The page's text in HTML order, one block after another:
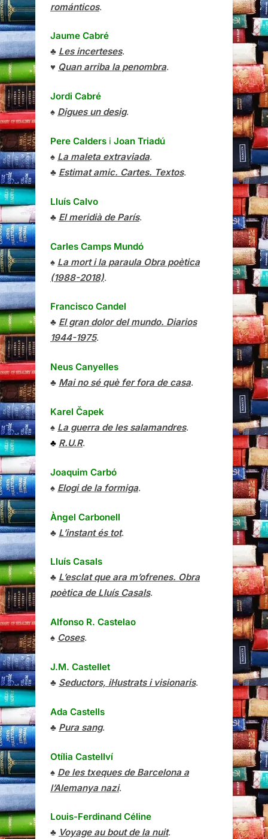
románticos.
Jaume Cabré
♣ Les incerteses.
♥ Quan arriba la penombra.
Jordi Cabré
♠ Digues un desig.
Pere Calders i Joan Triadú
♠ La maleta extraviada.
♣ Estimat amic. Cartes. Textos.
Lluís Calvo
♣ El meridià de París.
Carles Camps Mundó
♠ La mort i la paraula Obra poètica
(1988-2018).
Francisco Candel
♣ El gran dolor del mundo. Diarios
1944-1975.
Neus Canyelles
♣ Mai no sé què fer fora de casa.
Karel Čapek
♠ La guerra de les salamandres.
♣ R.U.R.
Joaquim Carbó
♠ Elogi de la formiga.
Àngel Carbonell
♣ L’instant és tot.
Lluís Casals
♣ L’esclat que ara m’ofrenes. Obra
poètica de Lluís Casals.
Alfonso R. Castelao
♠ Coses.
J.M. Castellet
♣ Seductors, il·lustrats i visionaris.
Ada Castells
♣ Pura sang.
Otília Castellví
♠ De les txeques de Barcelona a
l’Alemanya nazi.
Louis-Ferdinand Céline
♣ Voyage au bout de la nuit.